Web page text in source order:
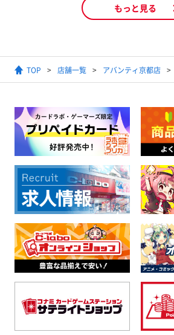
もっと見る
TOP 店舗一覧 アバンティ京都店